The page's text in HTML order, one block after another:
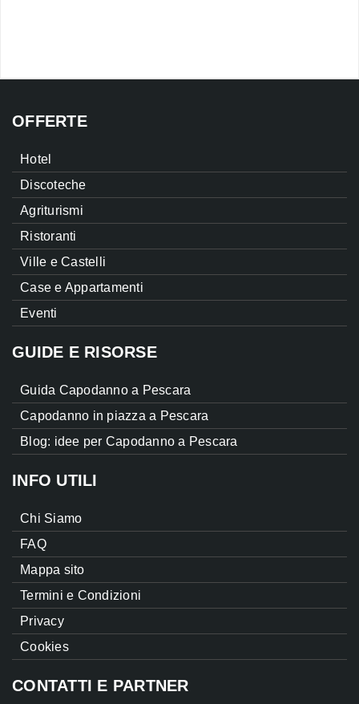
OFFERTE
Hotel
Discoteche
Agriturismi
Ristoranti
Ville e Castelli
Case e Appartamenti
Eventi
GUIDE E RISORSE
Guida Capodanno a Pescara
Capodanno in piazza a Pescara
Blog: idee per Capodanno a Pescara
INFO UTILI
Chi Siamo
FAQ
Mappa sito
Termini e Condizioni
Privacy
Cookies
CONTATTI E PARTNER